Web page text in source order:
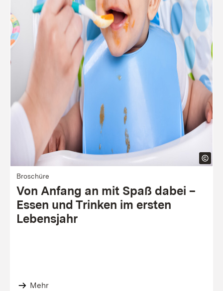
Bro­schü­re
Von Anfang an mit Spaß dabei –
Essen und Trinken im ersten
Lebens­jahr
Mehr